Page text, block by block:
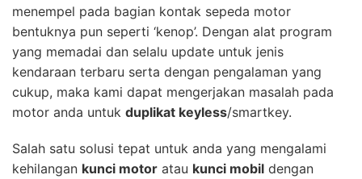
menempel pada bagian kontak sepeda motor
bentuknya pun seperti ‘kenop’. Dengan alat program
yang memadai dan selalu update untuk jenis
kendaraan terbaru serta dengan pengalaman yang
cukup, maka kami dapat mengerjakan masalah pada
motor anda untuk duplikat keyless/smartkey.
Salah satu solusi tepat untuk anda yang mengalami
kehilangan kunci motor atau kunci mobil dengan